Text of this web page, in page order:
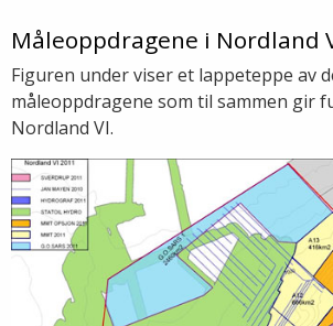
Måleoppdragene i Nordland
Figuren under viser et lappeteppe av
måleoppdragene som til sammen gir
Nordland VI.